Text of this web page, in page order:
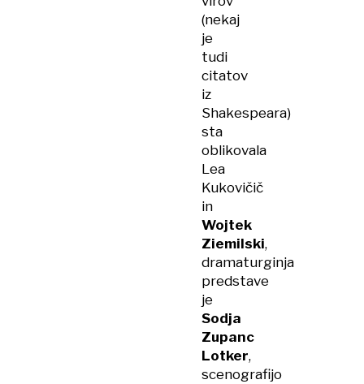
(nekaj
je
tudi
citatov
iz
Shakespeara)
sta
oblikovala
Lea
Kukovičič
in
Wojtek
Ziemilski,
dramaturginja
predstave
je
Sodja
Zupanc
Lotker,
scenografijo